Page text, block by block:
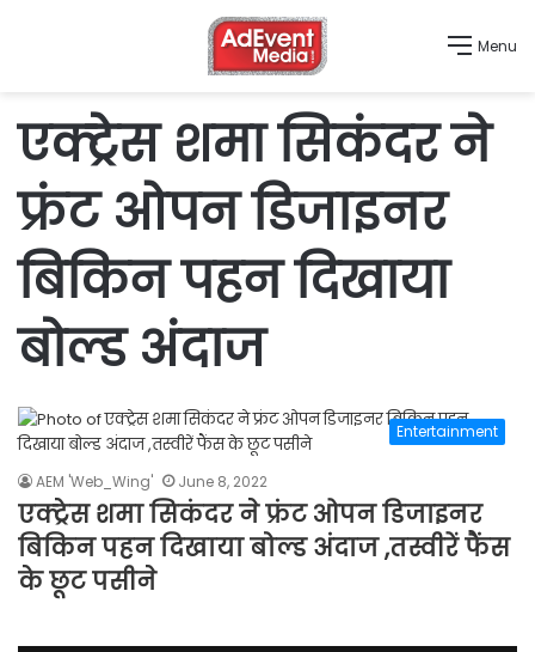
Menu
एक्ट्रेस शमा सिकंदर ने ​
फ्रंट ओपन डिजाइनर
बिकिन पहन दिखाया
बोल्ड अंदाज
Entertainment
AEM 'Web_Wing' June 8, 2022
एक्ट्रेस शमा सिकंदर ने ​फ्रंट ओपन डिजाइनर
बिकिन पहन दिखाया बोल्ड अंदाज ,तस्वीरें फैंस
के छूट पसीने